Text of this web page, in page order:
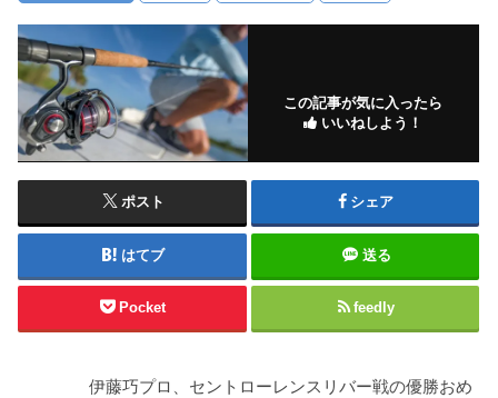
この記事が気に入ったら
いいねしよう！
ポスト シェア
はてブ 送る
Pocket feedly
伊藤巧プロ、セントローレンスリバー戦の優勝おめ